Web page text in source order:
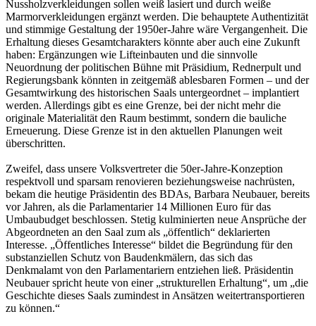
Nussholzverkleidungen sollen weiß lasiert und durch weiße
Marmorverkleidungen ergänzt werden. Die behauptete Authentizität
und stimmige Gestaltung der 1950er-Jahre wäre Vergangenheit. Die
Erhaltung dieses Gesamtcharakters könnte aber auch eine Zukunft
haben: Ergänzungen wie Lifteinbauten und die sinnvolle
Neuordnung der politischen Bühne mit Präsidium, Rednerpult und
Regierungsbank könnten in zeitgemäß ablesbaren Formen – und der
Gesamtwirkung des historischen Saals untergeordnet – implantiert
werden. Allerdings gibt es eine Grenze, bei der nicht mehr die
originale Materialität den Raum bestimmt, sondern die bauliche
Erneuerung. Diese Grenze ist in den aktuellen Planungen weit
überschritten.
Zweifel, dass unsere Volksvertreter die 50er-Jahre-Konzeption
respektvoll und sparsam renovieren beziehungsweise nachrüsten,
bekam die heutige Präsidentin des BDAs, Barbara Neubauer, bereits
vor Jahren, als die Parlamentarier 14 Millionen Euro für das
Umbaubudget beschlossen. Stetig kulminierten neue Ansprüche der
Abgeordneten an den Saal zum als „öffentlich“ deklarierten
Interesse. „Öffentliches Interesse“ bildet die Begründung für den
substanziellen Schutz von Baudenkmälern, das sich das
Denkmalamt von den Parlamentariern entziehen ließ. Präsidentin
Neubauer spricht heute von einer „strukturellen Erhaltung“, um „die
Geschichte dieses Saals zumindest in Ansätzen weitertransportieren
zu können.“